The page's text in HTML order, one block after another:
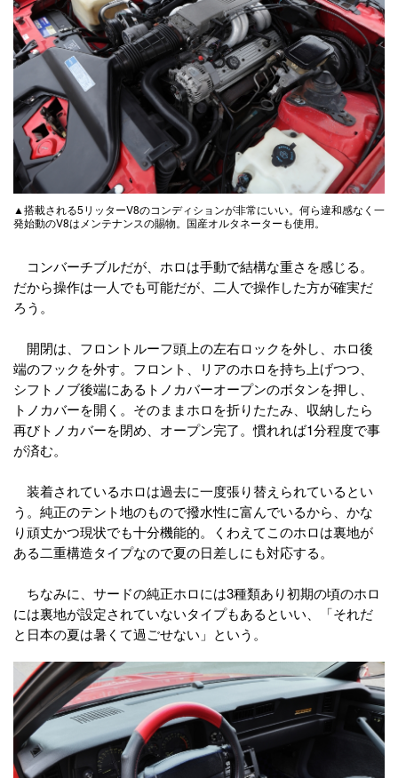
▲搭載される5リッターV8のコンディションが非常にいい。何ら違和感なく一
発始動のV8はメンテナンスの賜物。国産オルタネーターも使用。
コンバーチブルだが、ホロは手動で結構な重さを感じる。
だから操作は一人でも可能だが、二人で操作した方が確実だ
ろう。
開閉は、フロントルーフ頭上の左右ロックを外し、ホロ後
端のフックを外す。フロント、リアのホロを持ち上げつつ、
シフトノブ後端にあるトノカバーオープンのボタンを押し、
トノカバーを開く。そのままホロを折りたたみ、収納したら
再びトノカバーを閉め、オープン完了。慣れれば1分程度で事
が済む。
装着されているホロは過去に一度張り替えられているとい
う。純正のテント地のもので撥水性に富んでいるから、かな
り頑丈かつ現状でも十分機能的。くわえてこのホロは裏地が
ある二重構造タイプなので夏の日差しにも対応する。
ちなみに、サードの純正ホロには3種類あり初期の頃のホロ
には裏地が設定されていないタイプもあるといい、「それだ
と日本の夏は暑くて過ごせない」という。